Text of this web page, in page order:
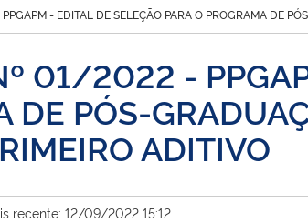
- EDITAL DE SELEÇÃO PARA O PROGRAMA DE
01/2022 -
DE PÓS-
ADITIVO
recente: 12/09/2022 15:12